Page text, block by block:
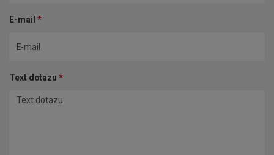
E-mail *
Text dotazu *